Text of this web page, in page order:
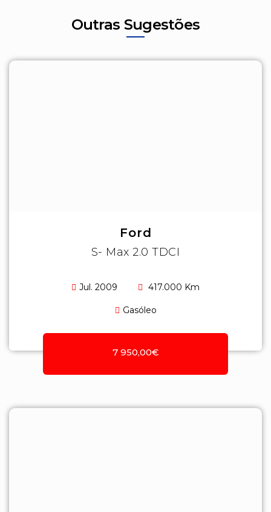
Outras Sugestões
Ford
S- Max 2.0 TDCI
Jul. 2009 417.000 Km
Gasóleo
7 950,00€